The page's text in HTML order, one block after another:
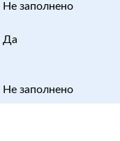
Не заполнено
Да
Не заполнено